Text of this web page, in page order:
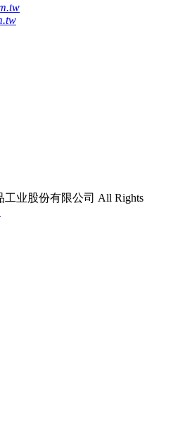
工业股份有限公司 All Rights